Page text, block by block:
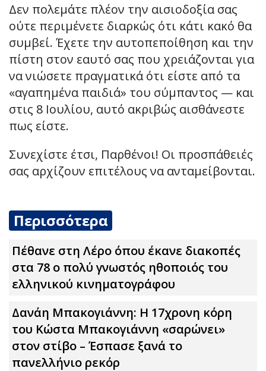
Δεν πολεμάτε πλέον την αισιοδοξία σας
ούτε περιμένετε διαρκώς ότι κάτι κακό θα
συμβεί. Έχετε την αυτοπεποίθηση και την
πίστη στον εαυτό σας που χρειάζονται για
να νιώσετε πραγματικά ότι είστε από τα
«αγαπημένα παιδιά» του σύμπαντος — και
στις 8 Ιουλίου, αυτό ακριβώς αισθάνεστε
πως είστε.
Συνεχίστε έτσι, Παρθένοι! Οι προσπάθειές
σας αρχίζουν επιτέλους να ανταμείβονται.
Περισσότερα
Πέθανε στη Λέρο όπου έκανε διακοπές
στα 78 ο πολύ γνωστός ηθοποιός του
ελληνικού κινηματογράφου
Δανάη Μπακογιάννη: Η 17χρονη κόρη
του Κώστα Μπακογιάννη «σαρώνει»
στον στίβο – Έσπασε ξανά το
πανελλήνιο ρεκόρ